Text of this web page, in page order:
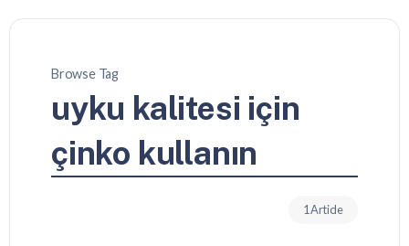
Browse Tag
uyku kalitesi için
çinko kullanın
1 Article